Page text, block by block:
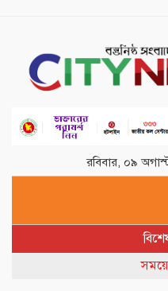
রবিবার, ০৯
সময়ের